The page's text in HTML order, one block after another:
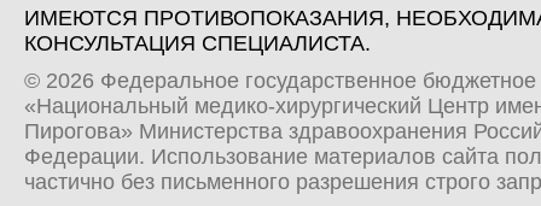
ИМЕЮТСЯ ПРОТИВОПОКАЗАНИЯ,
КОНСУЛЬТАЦИЯ СПЕЦИАЛИСТА.
© 2026 Федеральное государственное
«Национальный медико-хирургический Центр
Пирогова» Министерства здравоохранения
Федерации. Использование материалов сайта
частично без письменного разрешения строго